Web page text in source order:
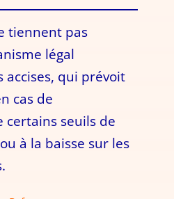
tiennent pas
légal
accises, qui prévoit
cas de
certains seuils de
à la baisse sur les